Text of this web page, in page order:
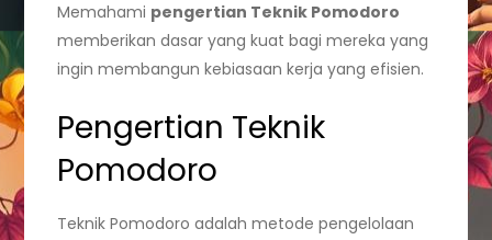
Memahami pengertian Teknik Pomodoro
memberikan dasar yang kuat bagi mereka yang
ingin membangun kebiasaan kerja yang efisien.
Pengertian Teknik
Pomodoro
Teknik Pomodoro adalah metode pengelolaan